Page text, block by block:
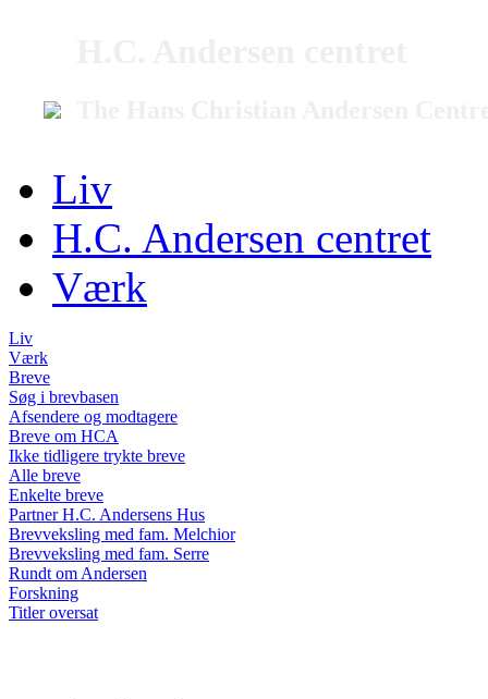
Liv
H.C. Andersen centret
Værk
Liv
Værk
Breve
Søg i brevbasen
Afsendere og modtagere
Breve om HCA
Ikke tidligere trykte breve
Alle breve
Enkelte breve
Partner H.C. Andersens Hus
Brevveksling med fam. Melchior
Brevveksling med fam. Serre
Rundt om Andersen
Forskning
Titler oversat